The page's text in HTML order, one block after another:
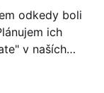
odkedy boli
ich
v naších
generátor